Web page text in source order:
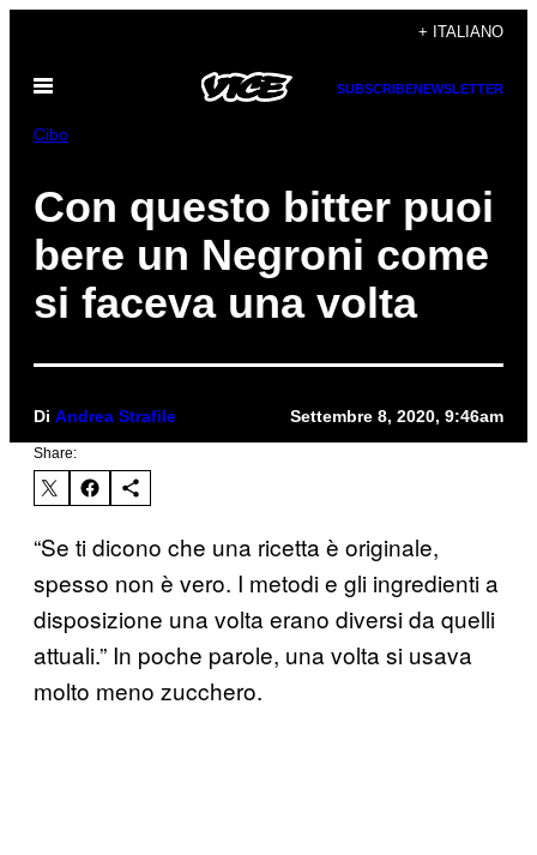
contenuto
+ ITALIANO
Apri
SUBSCRIBENEWSLETTER
Cibo
Con questo bitter puoi
bere un Negroni come
si faceva una volta
Di Andrea Strafile Settembre 8, 2020, 9:46am
Share:
“Se ti dicono che una ricetta è originale,
spesso non è vero. I metodi e gli ingredienti a
disposizione una volta erano diversi da quelli
attuali.” In poche parole, una volta si usava
molto meno zucchero.